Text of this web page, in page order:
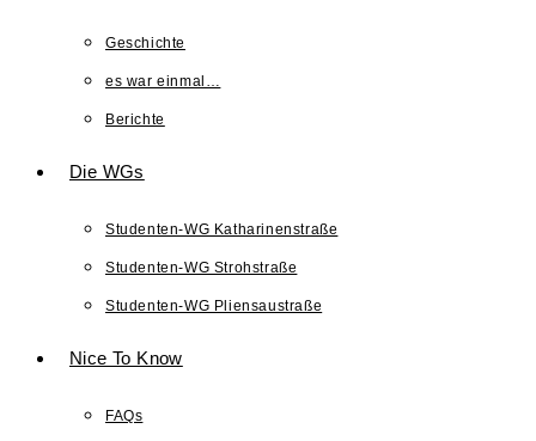
Geschichte
es war einmal…
Berichte
Die WGs
Studenten-WG Katharinenstraße
Studenten-WG Strohstraße
Studenten-WG Pliensaustraße
Nice To Know
FAQs